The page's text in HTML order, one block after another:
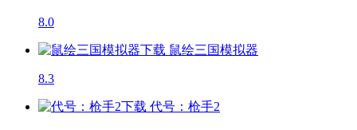
8.0
鼠绘三国模拟器
8.3
代号：枪手2